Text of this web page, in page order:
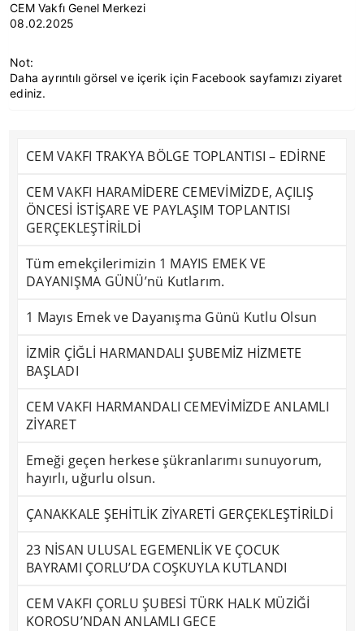
CEM Vakfı Genel Merkezi
08.02.2025
Not:
Daha ayrıntılı görsel ve içerik için Facebook sayfamızı ziyaret
ediniz.
CEM VAKFI TRAKYA BÖLGE TOPLANTISI – EDİRNE
CEM VAKFI HARAMİDERE CEMEVİMİZDE, AÇILIŞ
ÖNCESİ İSTİŞARE VE PAYLAŞIM TOPLANTISI
GERÇEKLEŞTİRİLDİ
Tüm emekçilerimizin 1 MAYIS EMEK VE
DAYANIŞMA GÜNÜ’nü Kutlarım.
1 Mayıs Emek ve Dayanışma Günü Kutlu Olsun
İZMİR ÇİĞLİ HARMANDALI ŞUBEMİZ HİZMETE
BAŞLADI
CEM VAKFI HARMANDALI CEMEVİMİZDE ANLAMLI
ZİYARET
Emeği geçen herkese şükranlarımı sunuyorum,
hayırlı, uğurlu olsun.
ÇANAKKALE ŞEHİTLİK ZİYARETİ GERÇEKLEŞTİRİLDİ
23 NİSAN ULUSAL EGEMENLİK VE ÇOCUK
BAYRAMI ÇORLU’DA COŞKUYLA KUTLANDI
CEM VAKFI ÇORLU ŞUBESİ TÜRK HALK MÜZİĞİ
KOROSU’NDAN ANLAMLI GECE